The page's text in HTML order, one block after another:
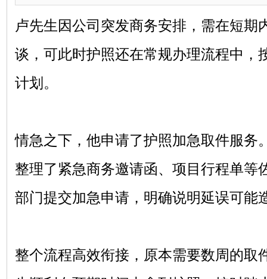
卢先生因公司突发商务安排，需在短期
谈，可此时护照还在常规办理流程中，
计划。
情急之下，他申请了护照加急取件服务
整理了紧急商务邀请函、项目行程单等
部门提交加急申请，明确说明延误可能
整个流程高效衔接，原本需要数周的取